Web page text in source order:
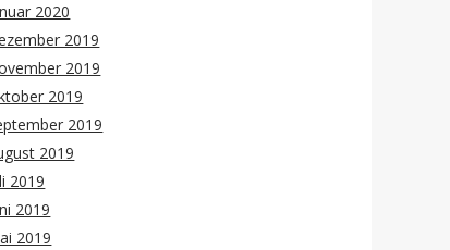
2020
2019
2019
2019
2019
2019
2019
2019
2019